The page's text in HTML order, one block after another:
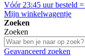
Vóór 23:45 uur besteld
Mijn winkelwagentje
Zoeken
Zoeken
Geavanceerd zoeken